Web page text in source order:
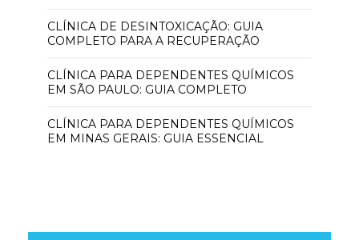
CLÍNICA DE DESINTOXICAÇÃO: GUIA
COMPLETO PARA A RECUPERAÇÃO
CLÍNICA PARA DEPENDENTES QUÍMICOS
EM SÃO PAULO: GUIA COMPLETO
CLÍNICA PARA DEPENDENTES QUÍMICOS
EM MINAS GERAIS: GUIA ESSENCIAL